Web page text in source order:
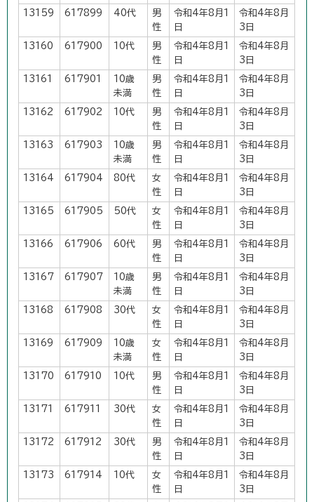
13159 617899 40代
男
性
令和4年8月1
日
令和4年8月
3日
13160 617900 10代
男
性
令和4年8月1
日
令和4年8月
3日
13161 617901
10歳
未満
男
性
令和4年8月1
日
令和4年8月
3日
13162 617902 10代
男
性
令和4年8月1
日
令和4年8月
3日
13163 617903
10歳
未満
男
性
令和4年8月1
日
令和4年8月
3日
13164 617904 80代
女
性
令和4年8月1
日
令和4年8月
3日
13165 617905 50代
女
性
令和4年8月1
日
令和4年8月
3日
13166 617906 60代
男
性
令和4年8月1
日
令和4年8月
3日
13167 617907
10歳
未満
男
性
令和4年8月1
日
令和4年8月
3日
13168 617908 30代
女
性
令和4年8月1
日
令和4年8月
3日
13169 617909
10歳
未満
女
性
令和4年8月1
日
令和4年8月
3日
13170 617910 10代
男
性
令和4年8月1
日
令和4年8月
3日
13171 617911 30代
女
性
令和4年8月1
日
令和4年8月
3日
13172 617912 30代
男
性
令和4年8月1
日
令和4年8月
3日
13173 617914 10代
女
性
令和4年8月1
日
令和4年8月
3日